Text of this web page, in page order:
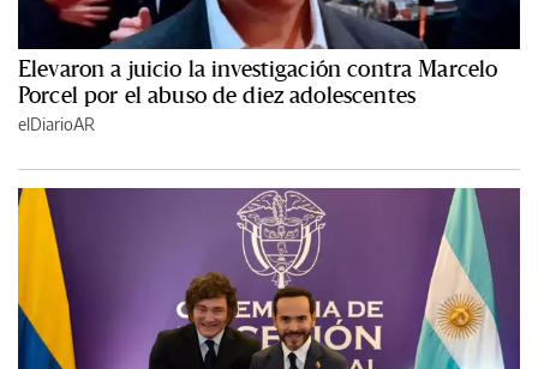
Elevaron a juicio la investigación contra Marcelo
Porcel por el abuso de diez adolescentes
elDiarioAR